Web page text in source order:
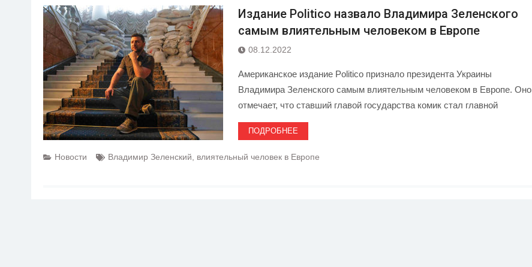
Издание Politico назвало Владимира Зеленского
самым влиятельным человеком в Европе
08.12.2022
Американское издание Politico признало президента Украины
Владимира Зеленского самым влиятельным человеком в Европе. Оно
отмечает, что ставший главой государства комик стал главной
ПОДРОБНЕЕ
Новости Владимир Зеленский влиятельный человек в Европе